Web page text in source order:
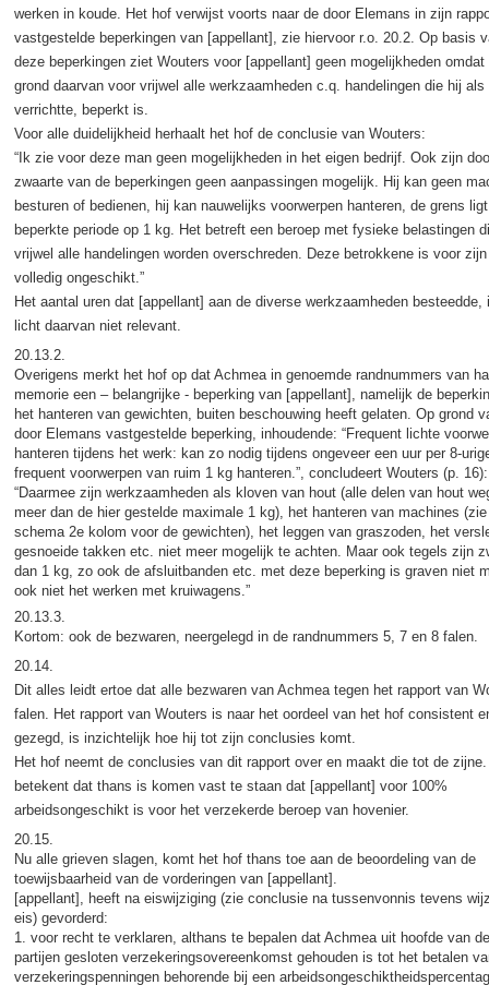
werken in koude. Het hof verwijst voorts naar de door Elemans in zijn
vastgestelde beperkingen van [appellant], zie hiervoor r.o. 20.2. Op basis
deze beperkingen ziet Wouters voor [appellant] geen mogelijkheden omdat
grond daarvan voor vrijwel alle werkzaamheden c.q. handelingen die hij als
verrichtte, beperkt is.
Voor alle duidelijkheid herhaalt het hof de conclusie van Wouters:
“Ik zie voor deze man geen mogelijkheden in het eigen bedrijf. Ook zijn
zwaarte van de beperkingen geen aanpassingen mogelijk. Hij kan geen
besturen of bedienen, hij kan nauwelijks voorwerpen hanteren, de grens
beperkte periode op 1 kg. Het betreft een beroep met fysieke belastingen
vrijwel alle handelingen worden overschreden. Deze betrokkene is voor zijn
volledig ongeschikt.”
Het aantal uren dat [appellant] aan de diverse werkzaamheden besteedde,
licht daarvan niet relevant.
20.13.2.
Overigens merkt het hof op dat Achmea in genoemde randnummers van
memorie een – belangrijke - beperking van [appellant], namelijk de
het hanteren van gewichten, buiten beschouwing heeft gelaten. Op grond
door Elemans vastgestelde beperking, inhoudende: “Frequent lichte
hanteren tijdens het werk: kan zo nodig tijdens ongeveer een uur per 8-
frequent voorwerpen van ruim 1 kg hanteren.”, concludeert Wouters (p. 16):
“Daarmee zijn werkzaamheden als kloven van hout (alle delen van hout
meer dan de hier gestelde maximale 1 kg), het hanteren van machines
schema 2e kolom voor de gewichten), het leggen van graszoden, het
gesnoeide takken etc. niet meer mogelijk te achten. Maar ook tegels zijn
dan 1 kg, zo ook de afsluitbanden etc. met deze beperking is graven niet
ook niet het werken met kruiwagens.”
20.13.3.
Kortom: ook de bezwaren, neergelegd in de randnummers 5, 7 en 8 falen.
20.14.
Dit alles leidt ertoe dat alle bezwaren van Achmea tegen het rapport van
falen. Het rapport van Wouters is naar het oordeel van het hof consistent
gezegd, is inzichtelijk hoe hij tot zijn conclusies komt.
Het hof neemt de conclusies van dit rapport over en maakt die tot de
betekent dat thans is komen vast te staan dat [appellant] voor 100%
arbeidsongeschikt is voor het verzekerde beroep van hovenier.
20.15.
Nu alle grieven slagen, komt het hof thans toe aan de beoordeling van de
toewijsbaarheid van de vorderingen van [appellant].
[appellant], heeft na eiswijziging (zie conclusie na tussenvonnis tevens
eis) gevorderd:
1. voor recht te verklaren, althans te bepalen dat Achmea uit hoofde van
partijen gesloten verzekeringsovereenkomst gehouden is tot het betalen
verzekeringspenningen behorende bij een